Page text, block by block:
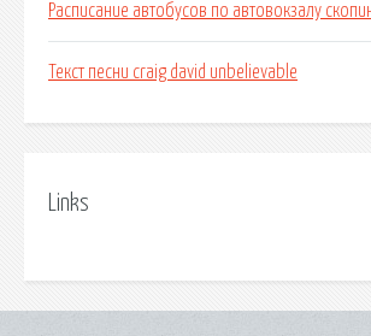
Расписание автобусов по автовокзалу
Текст песни craig david unbelievable
Links